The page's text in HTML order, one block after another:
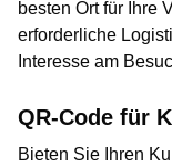
besten Ort für Ihre
erforderliche
Interesse am
QR-Code für
Bieten Sie Ihren